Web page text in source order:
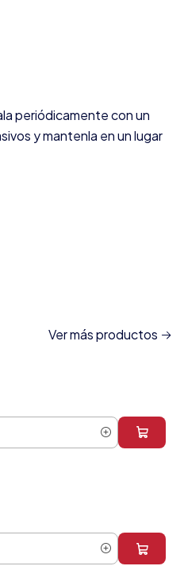
periódicamente con un
y mantenla en un lugar
Ver más productos